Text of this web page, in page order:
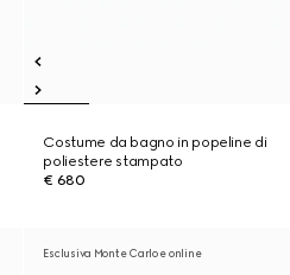
Costume da bagno in popeline di
poliestere stampato
€ 680
Esclusiva Monte Carlo e online